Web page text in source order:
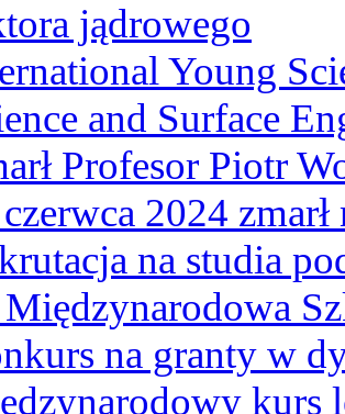
jądrowego
Young
and Surface
Profesor Piotr
2024
na studia
na granty w
kurs